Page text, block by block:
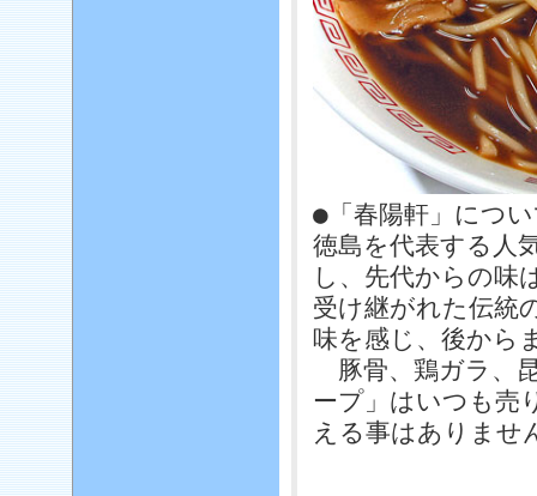
●「春陽軒」につ
徳島を代表する人
し、先代からの味
受け継がれた伝統
味を感じ、後から
豚骨、鶏ガラ、
ープ」はいつも売
える事はありませ